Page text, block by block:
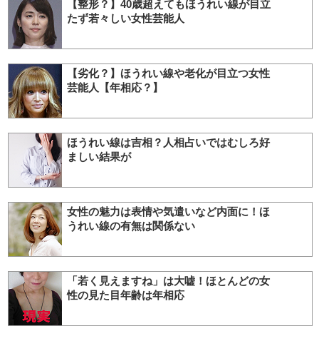
【整形？】40歳超えてもほうれい線が目立
たず若々しい女性芸能人
【劣化？】ほうれい線や老化が目立つ女性
芸能人【年相応？】
ほうれい線は吉相？人相占いではむしろ好
ましい結果が
女性の魅力は表情や気遣いなど内面に！ほ
うれい線の有無は関係ない
「若く見えますね」は大嘘！ほとんどの女
性の見た目年齢は年相応